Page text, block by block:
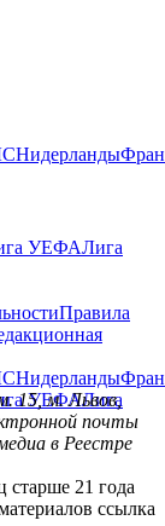
Нидерланды
УЕФАЛига
Правила
Нидерланды
УЕФАЛига
15, м. Львов,
почты
в Реестре
старше 21 года
ссылка